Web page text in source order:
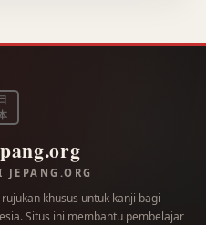
日
khusus untuk kanji bagi
Situs ini membantu pembelajar